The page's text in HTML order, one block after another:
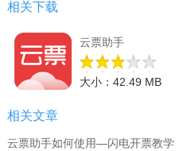
相关下载
云票助手
大小：42.49 MB
相关文章
云票助手如何使用—闪电开票教学